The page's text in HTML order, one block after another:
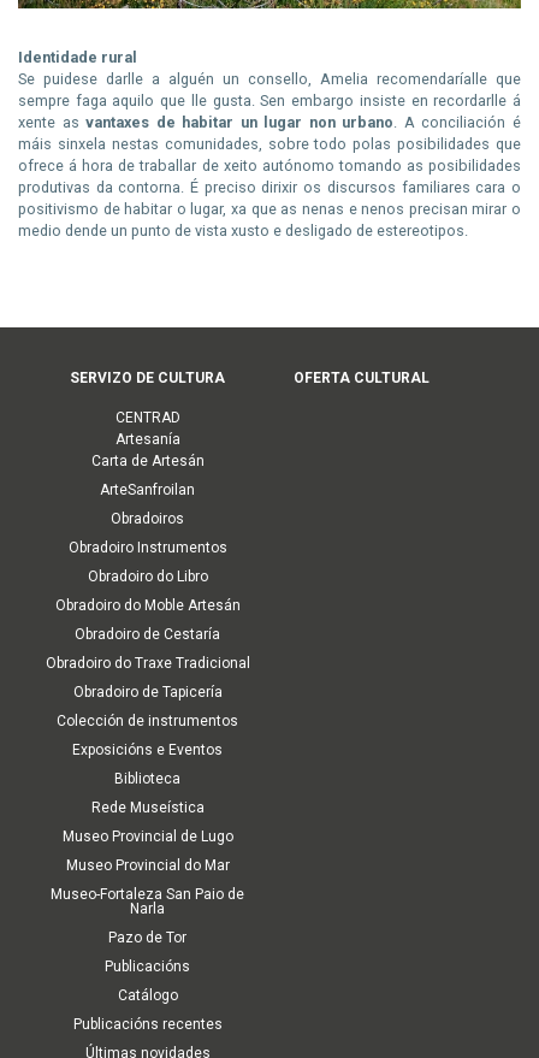
Identidade rural
Se puidese darlle a alguén un consello, Amelia recomendaríalle que
sempre faga aquilo que lle gusta. Sen embargo insiste en recordarlle á
xente asvantaxes de habitar un lugar non urbano. A conciliación é
máis sinxela nestas comunidades, sobre todo polas posibilidades que
ofrece á hora de traballar de xeito autónomo tomando as posibilidades
produtivas da contorna. É preciso dirixir os discursos familiares cara o
positivismo de habitar o lugar, xa que as nenas e nenos precisan mirar o
medio dende un punto de vista xusto e desligado de estereotipos.
Menú
principal
(Cultura)
SERVIZO DE CULTURA
CENTRAD
Artesanía
Carta de Artesán
ArteSanfroilan
Obradoiros
Obradoiro Instrumentos
Obradoiro do Libro
Obradoiro do Moble Artesán
Obradoiro de Cestaría
Obradoiro do Traxe Tradicional
Obradoiro de Tapicería
Colección de instrumentos
Exposicións e Eventos
Biblioteca
Rede Museística
Museo Provincial de Lugo
Museo Provincial do Mar
Museo-Fortaleza San Paio de
Narla
Pazo de Tor
Publicacións
Catálogo
Publicacións recentes
Últimas novidades
OFERTA CULTURAL